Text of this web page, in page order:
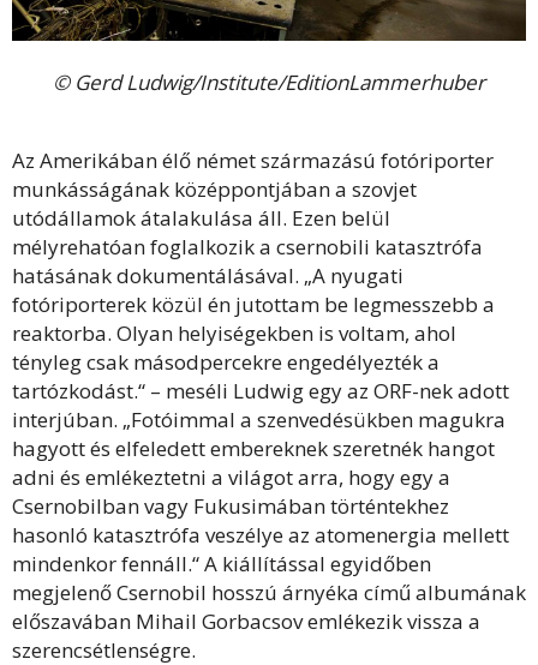
© Gerd Ludwig/Institute/EditionLammerhuber
Az Amerikában élő német származású fotóriporter
munkásságának középpontjában a szovjet
utódállamok átalakulása áll. Ezen belül
mélyrehatóan foglalkozik a csernobili katasztrófa
hatásának dokumentálásával. „A nyugati
fotóriporterek közül én jutottam be legmesszebb a
reaktorba. Olyan helyiségekben is voltam, ahol
tényleg csak másodpercekre engedélyezték a
tartózkodást.“ – meséli Ludwig egy az ORF-nek adott
interjúban. „Fotóimmal a szenvedésükben magukra
hagyott és elfeledett embereknek szeretnék hangot
adni és emlékeztetni a világot arra, hogy egy a
Csernobilban vagy Fukusimában történtekhez
hasonló katasztrófa veszélye az atomenergia mellett
mindenkor fennáll.“ A kiállítással egyidőben
megjelenő Csernobil hosszú árnyéka című albumának
előszavában Mihail Gorbacsov emlékezik vissza a
szerencsétlenségre.